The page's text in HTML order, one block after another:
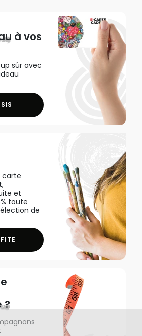
à vos
sûr avec
carte
et
toute
de
?